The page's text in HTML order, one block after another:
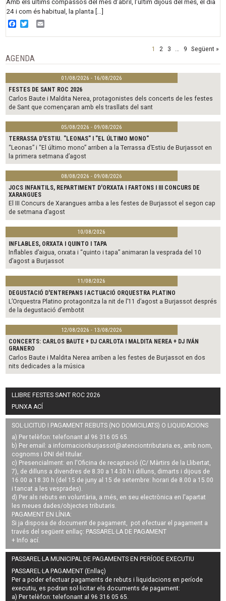
24 i com és habitual, la planta […]
Facebook
Twitter
1 2 3 9 Següent »
AGENDA
01/08/2026 - 16/08/2026
FESTES DE SANT ROC 2026
Carlos Baute i Maldita Nerea, protagonistes dels concerts de les festes
de Sant que començaran amb els trasllats del sant
05/08/2026 - 09/08/2026
TERRASSA D'ESTIU. "LEONAS" I "EL ÚLTIMO MONO"
“Leonas” i “El último mono” arriben a la Terrassa d’Estiu de Burjassot en
la primera setmana d’agost
08/08/2026 - 09/08/2026
JOCS INFANTILS, REPARTIMENT D'ORXATA I FARTONS I III CONCURS DE
XARANGUES
El III Concurs de Xarangues arriba a les festes de Burjassot el segon cap
de setmana d’agost
10/08/2026
INFLABLES, ORXATA I QUINTO I TAPA
Inflables d’aigua, orxata i “quinto i tapa” animaran la vesprada del 10
d’agost a Burjassot
11/08/2026
DEGUSTACIÓ D'ENTREPANS I ACTUACIÓ ORQUESTRA PLATINO
L’Orquestra Platino protagonitza la nit de l’11 d’agost a Burjassot després
de la degustació d’embotit
12/08/2026 - 13/08/2026
CONCERTS: CARLOS BAUTE + DJ CARLOTA I MALDITA NEREA + DJ IVÁN
GRANERO
Carlos Baute i Maldita Nerea arriben a les festes de Burjassot en dos
nits dedicades a la música
LLIBRE FESTES SANT ROC 2026
PUNXA ACÍ
SOL·LICITUD I PAGAMENT REBUTS (NO DOMICILIATS) O LIQUIDACIONS
a) Per telèfon: telefonant al 96 316 05 65.
b) Per email: a informacionburjassot@atenciontributaria.es, amb nom,
cognoms i DNI del titular.
c) Presencialment: en l'Oficina de recaptació (C/ Màrtirs de la Llibertat,
7), de dilluns a divendres de 8.30 a 14.30 h i dilluns, dimarts i dijous de
16.00 a 18.30 h (del 15 de juny al 15 de setembre: horari de 8.00 a 15.00
i tancat a les vesprades).
d) Per als rebuts en voluntària, a més, en seu electrònica en l'apartat
les meues dades/objectes tributaris.
PAGAMENT EN LÍNIA:
Si ja disposa de document de pagament, pot efectuar el pagament a
través del següent enllaç: PASSAREL·LA DE PAGAMENT
+ Info ací.
PASSAREL·LA MUNICIPAL DE PAGAMENTS EN PERÍODE EXECUTIU
PASSAREL·LA PAGAMENT (Enllaç)
Per a poder efectuar pagaments derebuts i liquidacions en període
executiu, es podran sol·licitar els documents de pagament:
a) Per telèfon: telefonant al 96 316 05 65.